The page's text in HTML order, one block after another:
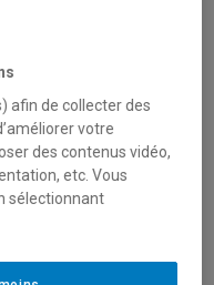
afin de collecter des
votre
des contenus vidéo,
etc. Vous
sélectionnant